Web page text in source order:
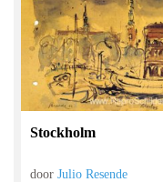
Stockholm
doorJulio Resende